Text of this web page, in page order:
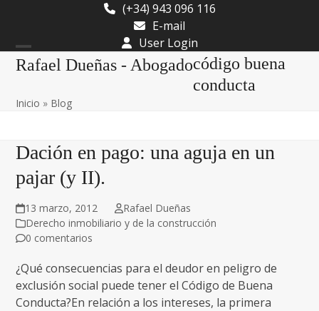
content
(+34) 943 096 116
E-mail
User Login
Rafael Dueñas - Abogado
Open
menu
Close
menu
código buena
conducta
Inicio » Blog
Dación en pago: una aguja en un
pajar (y II).
13 marzo, 2012
Rafael Dueñas
Derecho inmobiliario y de la construcción
0 comentarios
¿Qué consecuencias para el deudor en peligro de
exclusión social puede tener el Código de Buena
Conducta?En relación a los intereses, la primera